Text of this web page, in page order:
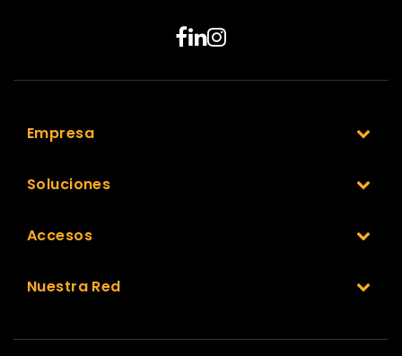
Empresa
Soluciones
Accesos
Nuestra Red